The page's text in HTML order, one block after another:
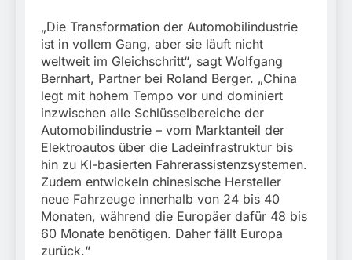
„Die Transformation der Automobilindustrie
ist in vollem Gang, aber sie läuft nicht
weltweit im Gleichschritt“, sagt Wolfgang
Bernhart, Partner bei Roland Berger. „China
legt mit hohem Tempo vor und dominiert
inzwischen alle Schlüsselbereiche der
Automobilindustrie – vom Marktanteil der
Elektroautos über die Ladeinfrastruktur bis
hin zu KI-basierten Fahrerassistenzsystemen.
Zudem entwickeln chinesische Hersteller
neue Fahrzeuge innerhalb von 24 bis 40
Monaten, während die Europäer dafür 48 bis
60 Monate benötigen. Daher fällt Europa
zurück.“